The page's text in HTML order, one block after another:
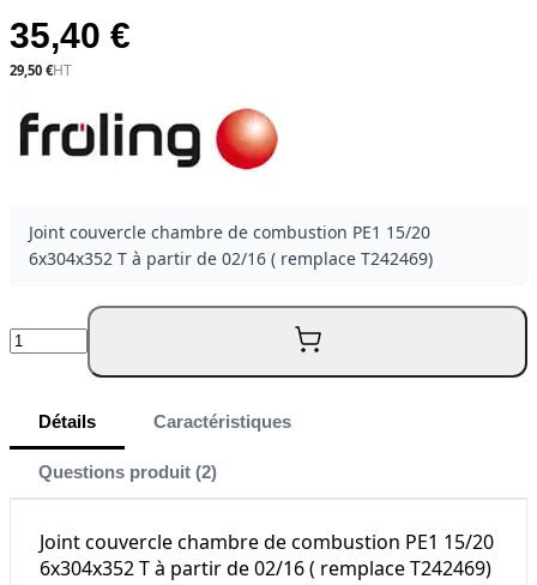
35,40 €
29,50 €
Joint couvercle chambre de combustion PE1 15/20
6x304x352 T à partir de 02/16 ( remplace T242469)
Quantité
Détails Caractéristiques
Questions produit (2)
Joint couvercle chambre de combustion PE1 15/20
6x304x352 T à partir de 02/16 ( remplace T242469)